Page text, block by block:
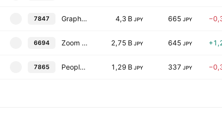
7847 Graphite Design Inc. 4,3 B JPY 665 JPY
6694 Zoom Corp. 2,75 B JPY 645 JPY
7865 People Co., Ltd. 1,29 B JPY 337 JPY